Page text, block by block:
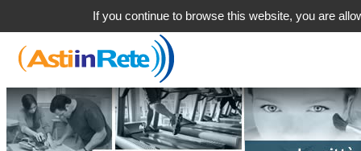
If you continue to browse this website, you are